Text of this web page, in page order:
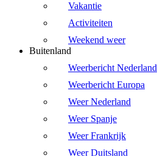
Vakantie
Activiteiten
Weekend weer
Buitenland
Weerbericht Nederland
Weerbericht Europa
Weer Nederland
Weer Spanje
Weer Frankrijk
Weer Duitsland